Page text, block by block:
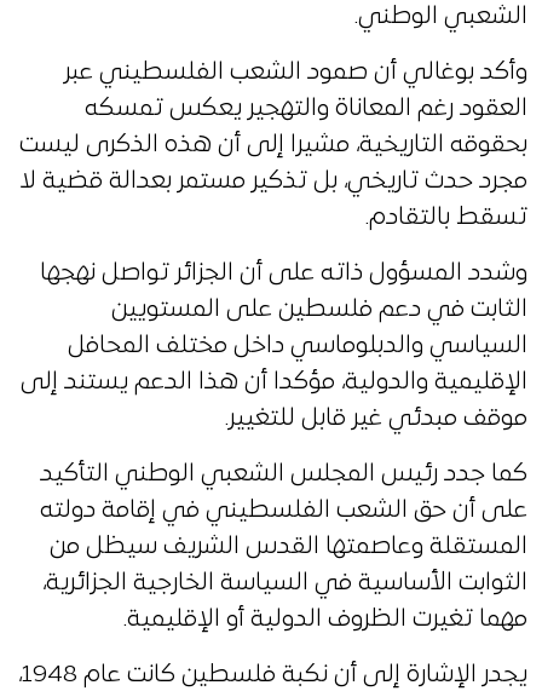
الشعبي الوطني.
وأكد بوغالي أن صمود الشعب الفلسطيني عبر
العقود رغم المعاناة والتهجير يعكس تمسكه
بحقوقه التاريخية، مشيرا إلى أن هذه الذكرى ليست
مجرد حدث تاريخي، بل تذكير مستمر بعدالة قضية لا
تسقط بالتقادم.
وشدد المسؤول ذاته على أن الجزائر تواصل نهجها
الثابت في دعم فلسطين على المستويين
السياسي والدبلوماسي داخل مختلف المحافل
الإقليمية والدولية، مؤكدا أن هذا الدعم يستند إلى
موقف مبدئي غير قابل للتغيير.
كما جدد رئيس المجلس الشعبي الوطني التأكيد
على أن حق الشعب الفلسطيني في إقامة دولته
المستقلة وعاصمتها القدس الشريف سيظل من
الثوابت الأساسية في السياسة الخارجية الجزائرية،
مهما تغيرت الظروف الدولية أو الإقليمية.
يجدر الإشارة إلى أن نكبة فلسطين كانت عام 1948،